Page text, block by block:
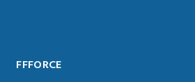
FFFORCE